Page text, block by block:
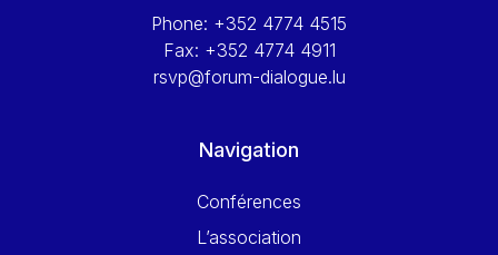
Phone: +352 4774 4515
Fax: +352 4774 4911
rsvp@forum-dialogue.lu
Navigation
Conférences
L’association